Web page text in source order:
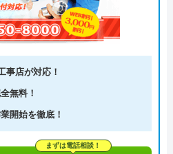
事店が対応！
無料！
開始を徹底！
まずは電話相談！